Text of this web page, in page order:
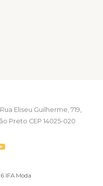
Eliseu Guilherme, 719,
Preto CEP 14025-020
IFA Moda